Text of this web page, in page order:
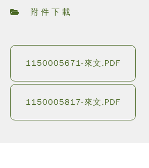
附件下載
1150005671-來文.PDF
1150005817-來文.PDF